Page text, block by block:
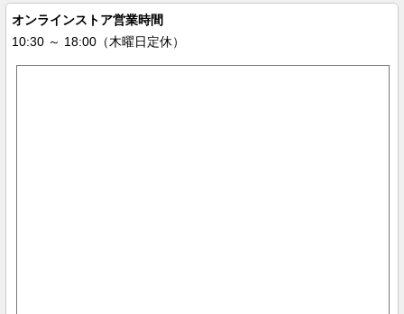
オンラインストア営業時間
10:30 ～ 18:00（木曜日定休）